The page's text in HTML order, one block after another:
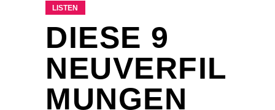
LISTEN
DIESE 9
NEUVERFIL
MUNGEN